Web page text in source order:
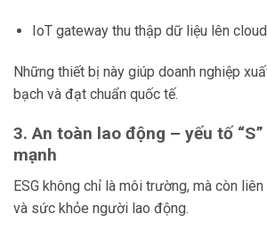
IoT gateway thu thập dữ liệu lên cloud
Những thiết bị này giúp doanh nghiệp
bạch và đạt chuẩn quốc tế.
3. An toàn lao động – yếu tố
mạnh
ESG không chỉ là môi trường, mà còn liên
và sức khỏe người lao động.